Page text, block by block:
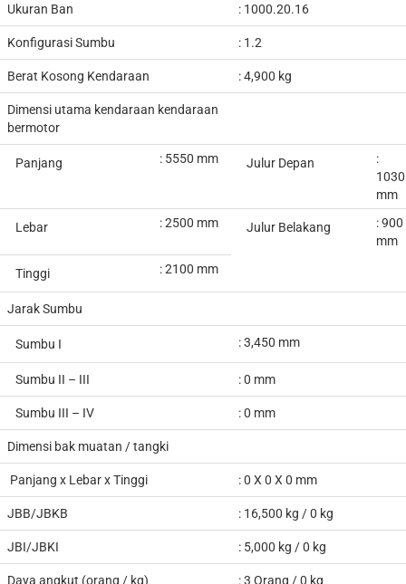
Ukuran Ban : 1000.20.16
Konfigurasi Sumbu : 1.2
Berat Kosong Kendaraan : 4,900 kg
Dimensi utama kendaraan kendaraan
bermotor
Panjang : 5550 mm Julur Depan
:
1030
mm
Lebar : 2500 mm Julur Belakang : 900
mm
Tinggi : 2100 mm
Jarak Sumbu
Sumbu I : 3,450 mm
Sumbu II – III : 0 mm
Sumbu III – IV : 0 mm
Dimensi bak muatan / tangki
Panjang x Lebar x Tinggi : 0 X 0 X 0 mm
JBB/JBKB : 16,500 kg / 0 kg
JBI/JBKI : 5,000 kg / 0 kg
Daya angkut (orang / kg) : 3 Orang / 0 kg